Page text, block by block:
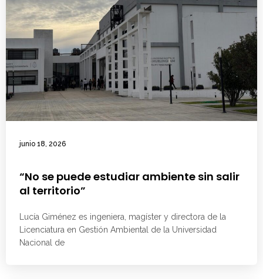
junio 18, 2026
“No se puede estudiar ambiente sin salir
al territorio”
Lucía Giménez es ingeniera, magíster y directora de la
Licenciatura en Gestión Ambiental de la Universidad
Nacional de